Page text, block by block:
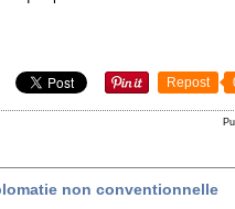
Repost
non conventionnelle